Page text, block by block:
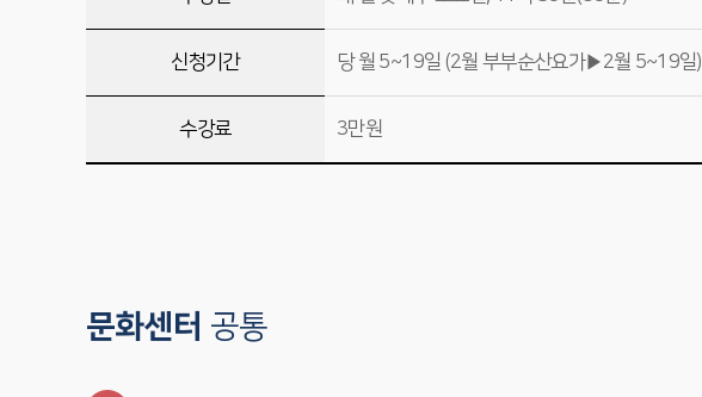
신청기간 당 월 5~19일 (2월 부부순산요가▶2월 5~19일)
수강료 3만원
문화센터 공통